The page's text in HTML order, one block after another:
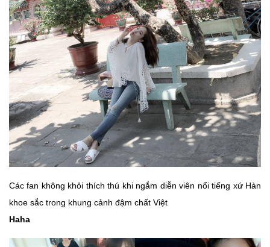
Các fan không khỏi thích thú khi ngắm diễn viên nổi tiếng xứ Hàn
khoe sắc trong khung cảnh đậm chất Việt
Haha